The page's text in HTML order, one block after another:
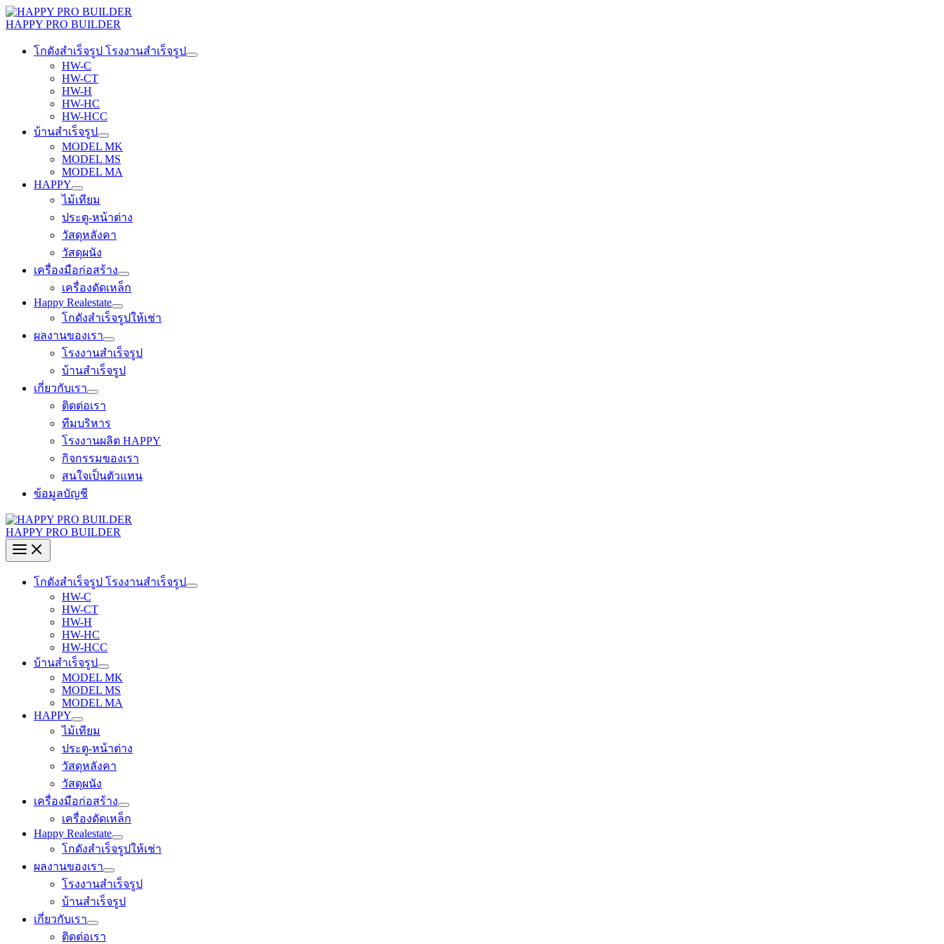
Skip
to
HAPPY PRO BUILDER
โกดังสำเร็จรูป โรงงานสำเร็จรูป
HW-C
HW-CT
HW-H
HW-HC
HW-HCC
บ้านสำเร็จรูป
MODEL MK
MODEL MS
MODEL MA
HAPPY
ไม้เทียม
ประตู-หน้าต่าง
วัสดุหลังคา
วัสดุผนัง
เครื่องมือก่อสร้าง
เครื่องดัดเหล็ก
Happy Realestate
โกดังสำเร็จรูปให้เช่า
ผลงานของเรา
โรงงานสำเร็จรูป
บ้านสำเร็จรูป
เกี่ยวกับเรา
ติดต่อเรา
ทีมบริหาร
โรงงานผลิต HAPPY
กิจกรรมของเรา
สนใจเป็นตัวแทน
ข้อมูลบัญชี
HAPPY PRO BUILDER
โกดังสำเร็จรูป โรงงานสำเร็จรูป
HW-C
HW-CT
HW-H
HW-HC
HW-HCC
บ้านสำเร็จรูป
MODEL MK
MODEL MS
MODEL MA
HAPPY
ไม้เทียม
ประตู-หน้าต่าง
วัสดุหลังคา
วัสดุผนัง
เครื่องมือก่อสร้าง
เครื่องดัดเหล็ก
Happy Realestate
โกดังสำเร็จรูปให้เช่า
ผลงานของเรา
โรงงานสำเร็จรูป
บ้านสำเร็จรูป
เกี่ยวกับเรา
ติดต่อเรา